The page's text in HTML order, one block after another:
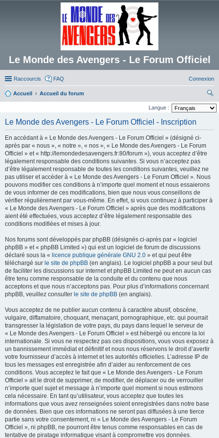
Le Monde des Avengers - Le Forum Officiel
Raccourcis FAQ Connexion
Accueil
Accueil du forum
ec
ch
Langue :
Le Monde des Avengers - Le Forum Officiel - Inscription
En accédant à « Le Monde des Avengers - Le Forum Officiel » (désigné ci-
après par « nous », « notre », « nos », « Le Monde des Avengers - Le Forum
Officiel » et « http://lemondedesavengers.fr:80/forum »), vous acceptez d’être
légalement responsable des conditions suivantes. Si vous n’acceptez pas
d’être légalement responsable de toutes les conditions suivantes, veuillez ne
pas utiliser et accéder à « Le Monde des Avengers - Le Forum Officiel ». Nous
pouvons modifier ces conditions à n’importe quel moment et nous essaierons
de vous informer de ces modifications, bien que nous vous conseillons de
vérifier régulièrement par vous-même. En effet, si vous continuez à participer à
« Le Monde des Avengers - Le Forum Officiel » après que des modifications
aient été effectuées, vous acceptez d’être légalement responsable des
conditions modifiées et mises à jour.
Nos forums sont développés par phpBB (désignés ci-après par « logiciel
phpBB » et « phpBB Limited ») qui est un logiciel de forum de discussions
déclaré sous la « licence publique générale GNU 2.0 » et qui peut être
téléchargé sur le site de phpBB (en anglais). Le logiciel phpBB a pour seul but
de faciliter les discussions sur internet et phpBB Limited ne peut en aucun cas
être tenu comme responsable de la conduite et du contenu que nous
acceptons et que nous n’acceptons pas. Pour plus d’informations concernant
phpBB, veuillez consulter le site de phpBB (en anglais).
Vous acceptez de ne publier aucun contenu à caractère abusif, obscène,
vulgaire, diffamatoire, choquant, menaçant, pornographique, etc. qui pourrait
transgresser la législation de votre pays, du pays dans lequel le serveur de
« Le Monde des Avengers - Le Forum Officiel » est hébergé ou encore la loi
internationale. Si vous ne respectez pas ces dispositions, vous vous exposez à
un bannissement immédiat et définitif et nous nous réservons le droit d’avertir
votre fournisseur d’accès à internet et les autorités officielles. L’adresse IP de
tous les messages est enregistrée afin d’aider au renforcement de ces
conditions. Vous acceptez le fait que « Le Monde des Avengers - Le Forum
Officiel » ait le droit de supprimer, de modifier, de déplacer ou de verrouiller
n’importe quel sujet et message à n’importe quel moment si nous estimons
cela nécessaire. En tant qu’utilisateur, vous acceptez que toutes les
informations que vous avez renseignées soient enregistrées dans notre base
de données. Bien que ces informations ne seront pas diffusées à une tierce
partie sans votre consentement, ni « Le Monde des Avengers - Le Forum
Officiel », ni phpBB, ne pourront être tenus comme responsables en cas de
tentative de piratage informatique visant à compromettre vos données.